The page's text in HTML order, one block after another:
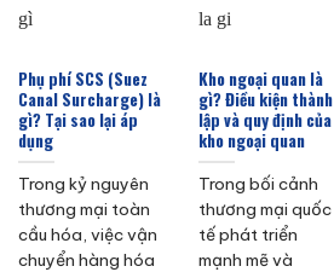
Phụ phí SCS (Suez
Canal Surcharge) là
gì? Tại sao lại áp
dụng
Trong kỷ nguyên
thương mại toàn
cầu hóa, việc vận
chuyển hàng hóa
Kho ngoại quan là
gì? Điều kiện thành
lập và quy định của
kho ngoại quan
Trong bối cảnh
thương mại quốc
tế phát triển
mạnh mẽ và